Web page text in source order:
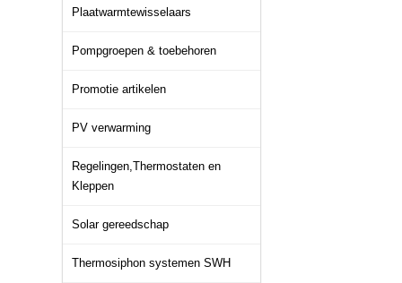
Plaatwarmtewisselaars
Pompgroepen & toebehoren
Promotie artikelen
PV verwarming
Regelingen,Thermostaten en
Kleppen
Solar gereedschap
Thermosiphon systemen SWH